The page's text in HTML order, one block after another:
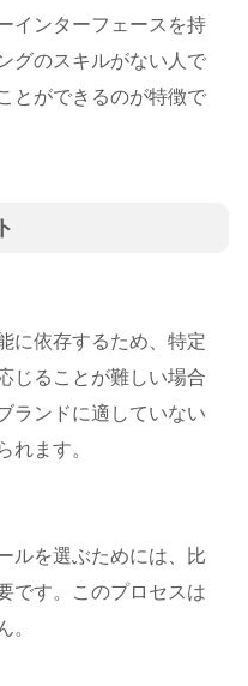
インターフェースを持
グのスキルがない人で
とができるのが特徴で
に依存するため、特定
じることが難しい場合
ランドに適していない
れます。
ルを選ぶためには、比
です。このプロセスは
。